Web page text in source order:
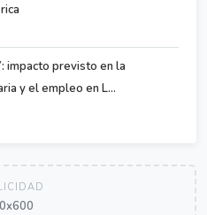
impacto previsto en la
y el empleo en L...